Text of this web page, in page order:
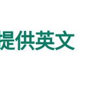
供英文